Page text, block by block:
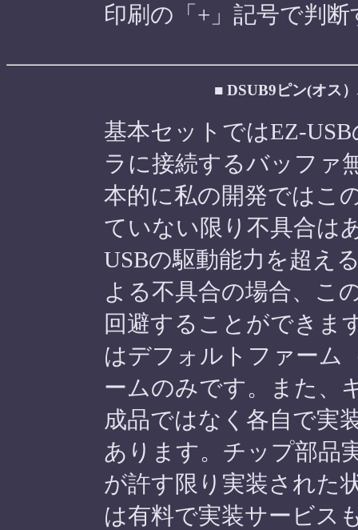
印刷の「+」記号で判
■ DSUB9ピン(オス
基本セットではEZ-
ラに接続するバッファ
本的に私の開発ではこ
ていない限り不具合は
USBの駆動能力を超え
よる不具合の場合、こ
回避することができま
はデフォルトファーム
ームのみです。また、
成品ではなく各自で実
あります。チップ部品
が許す限り実装された
は有料で実装サービス